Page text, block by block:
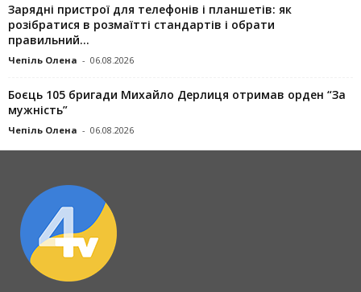
Зарядні пристрої для телефонів і планшетів: як
розібратися в розмаїтті стандартів і обрати
правильний...
Чепіль Олена - 06.08.2026
Боєць 105 бригади Михайло Дерлиця отримав орден “За
мужність”
Чепіль Олена - 06.08.2026